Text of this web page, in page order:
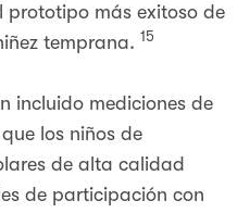
prototipo más exitoso de
temprana. 15
incluido mediciones de
los niños de
de alta calidad
de participación con